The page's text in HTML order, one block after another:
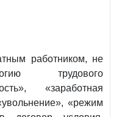
работником, не
трудового
«заработная
«режим